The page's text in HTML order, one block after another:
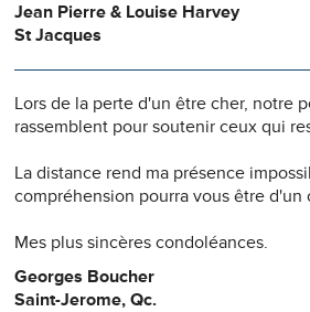
Jean Pierre & Louise Harvey
St Jacques
Lors de la perte d'un être cher, notre
rassemblent pour soutenir ceux qui
La distance rend ma présence
compréhension pourra vous être d'un
Mes plus sincères condoléances.
Georges Boucher
Saint-Jerome, Qc.